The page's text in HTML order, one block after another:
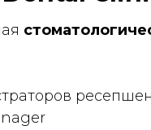
ресепшен